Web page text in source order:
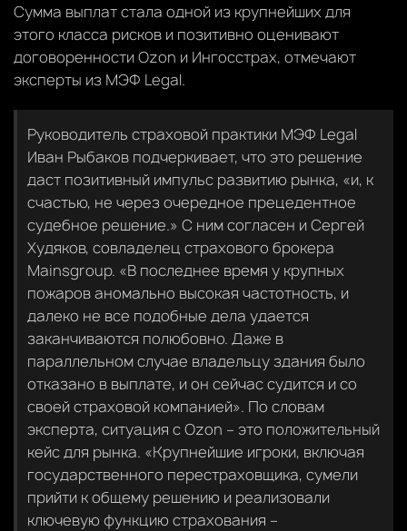
Сумма выплат стала одной из крупнейших для
этого класса рисков и позитивно оценивают
договоренности Ozon и Ингосстрах, отмечают
эксперты из МЭФ Legal.
Руководитель страховой практики МЭФ Legal
Иван Рыбаков подчеркивает, что это решение
даст позитивный импульс развитию рынка, «и, к
счастью, не через очередное прецедентное
судебное решение.» С ним согласен и Сергей
Худяков, совладелец страхового брокера
Mainsgroup. «В последнее время у крупных
пожаров аномально высокая частотность, и
далеко не все подобные дела удается
заканчиваются полюбовно. Даже в
параллельном случае владельцу здания было
отказано в выплате, и он сейчас судится и со
своей страховой компанией». По словам
эксперта, ситуация с Ozon – это положительный
кейс для рынка. «Крупнейшие игроки, включая
государственного перестраховщика, сумели
прийти к общему решению и реализовали
ключевую функцию страхования –